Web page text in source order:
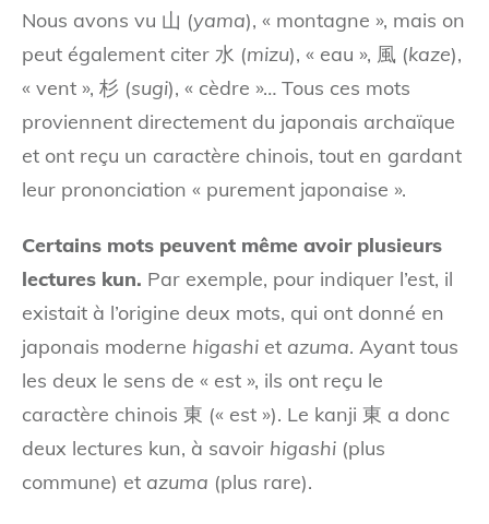
Nous avons vu 山 (yama), « montagne », mais on
peut également citer 水 (mizu), « eau », 風 (kaze),
« vent », 杉 (sugi), « cèdre »… Tous ces mots
proviennent directement du japonais archaïque
et ont reçu un caractère chinois, tout en gardant
leur prononciation « purement japonaise ».
Certains mots peuvent même avoir plusieurs
lectures kun. Par exemple, pour indiquer l’est, il
existait à l’origine deux mots, qui ont donné en
japonais moderne higashi et azuma. Ayant tous
les deux le sens de « est », ils ont reçu le
caractère chinois 東 (« est »). Le kanji 東 a donc
deux lectures kun, à savoir higashi (plus
commune) et azuma (plus rare).